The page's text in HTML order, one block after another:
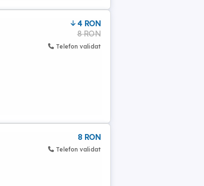
4 RON
8 RON
Telefon validat
8 RON
Telefon validat